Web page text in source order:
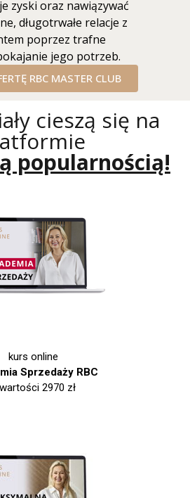
zyski oraz nawiązywać
długotrwałe relacje z
poprzez trafne
jego potrzeb.
RBC MASTER CLUB
cieszą się na
popularnością!
kurs online
Sprzedaży RBC
2970 zł